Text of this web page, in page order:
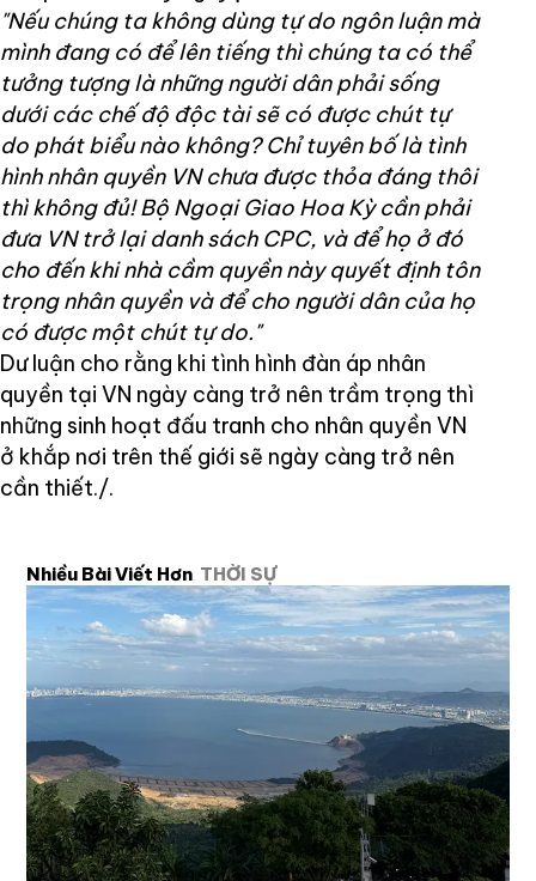
"Nếu chúng ta không dùng tự do ngôn luận mà
mình đang có để lên tiếng thì chúng ta có thể
tưởng tượng là những người dân phải sống
dưới các chế độ độc tài sẽ có được chút tự
do phát biểu nào không? Chỉ tuyên bố là tình
hình nhân quyền VN chưa được thỏa đáng thôi
thì không đủ! Bộ Ngoại Giao Hoa Kỳ cần phải
đưa VN trở lại danh sách CPC, và để họ ở đó
cho đến khi nhà cầm quyền này quyết định tôn
trọng nhân quyền và để cho người dân của họ
có được một chút tự do."
Dư luận cho rằng khi tình hình đàn áp nhân
quyền tại VN ngày càng trở nên trầm trọng thì
những sinh hoạt đấu tranh cho nhân quyền VN
ở khắp nơi trên thế giới sẽ ngày càng trở nên
cần thiết./.
Nhiều Bài Viết Hơn THỜI SỰ